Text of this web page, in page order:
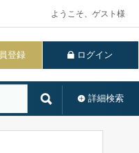
ようこそ、ゲスト様
登録 ログイン
詳細検索